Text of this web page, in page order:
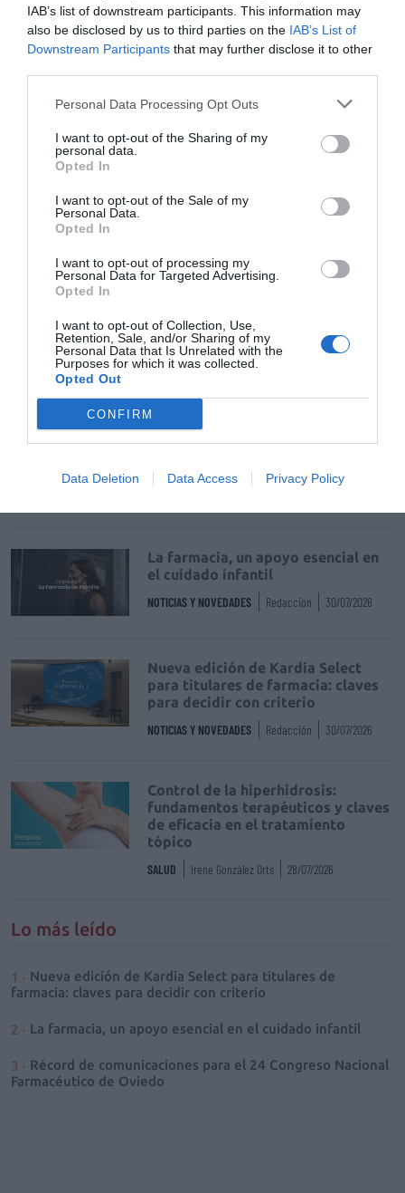
IAB’s list of downstream participants. This information may
also be disclosed by us to third parties on the IAB’s List of
Downstream Participants that may further disclose it to other
Personal Data Processing Opt Outs
I want to opt-out of the Sharing of my
personal data.
Opted In
I want to opt-out of the Sale of my
Personal Data.
Opted In
I want to opt-out of processing my
Personal Data for Targeted Advertising.
Opted In
I want to opt-out of Collection, Use,
Retention, Sale, and/or Sharing of my
Personal Data that Is Unrelated with the
Purposes for which it was collected.
Opted Out
CONFIRM
Data Deletion Data Access Privacy Policy
AñadirEl Farmacéuticocomo fuente preferida
de Google de forma gratuita
Mantente informado con las últimas noticias de actualidad.
Laboratorios Ordesa fontactiv
Destacados
de uso humano: seguridad y
trazabilidad
Récord de comunicaciones para el
Farmacéutico de Oviedo
La farmacia, un apoyo esencial en
el cuidado infantil
NOTICIAS Y NOVEDADES Redacción 30/07/2026
Nueva edición de Kardia Select
para titulares de farmacia: claves
para decidir con criterio
NOTICIAS Y NOVEDADES Redacción 30/07/2026
Control de la hiperhidrosis:
fundamentos terapéuticos y claves
de eficacia en el tratamiento
tópico
SALUD Irene González Orts 28/07/2026
Lo más leído
Nueva edición de Kardia Select para titulares de
farmacia: claves para decidir con criterio
La farmacia, un apoyo esencial en el cuidado infantil
Récord de comunicaciones para el 24 Congreso Nacional
Farmacéutico de Oviedo